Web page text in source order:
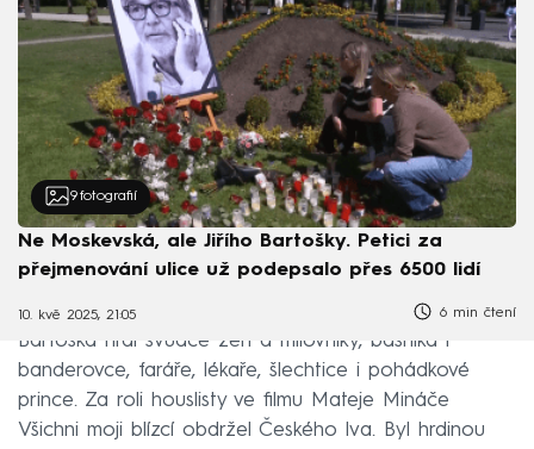
9 fotografií
Ne Moskevská, ale Jiřího Bartošky. Petici za
přejmenování ulice už podepsalo přes 6500 lidí
10. kvě 2025, 21:05 6 min čtení
Bartoška hrál svůdce žen a milovníky, básníka i
banderovce, faráře, lékaře, šlechtice i pohádkové
prince. Za roli houslisty ve filmu Mateje Mináče
Všichni moji blízcí obdržel Českého lva. Byl hrdinou